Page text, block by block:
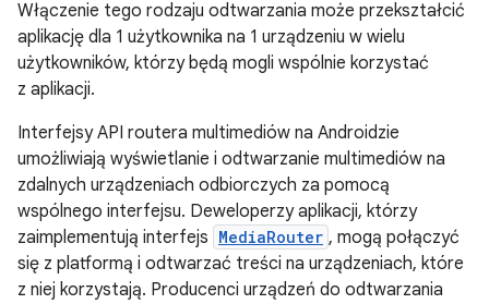
Włączenie tego rodzaju odtwarzania może przekształcić
aplikację dla 1 użytkownika na 1 urządzeniu w wielu
użytkowników, którzy będą mogli wspólnie korzystać
z aplikacji.
Interfejsy API routera multimediów na Androidzie
umożliwiają wyświetlanie i odtwarzanie multimediów na
zdalnych urządzeniach odbiorczych za pomocą
wspólnego interfejsu. Deweloperzy aplikacji, którzy
zaimplementują interfejs MediaRouter , mogą połączyć
się z platformą i odtwarzać treści na urządzeniach, które
z niej korzystają. Producenci urządzeń do odtwarzania